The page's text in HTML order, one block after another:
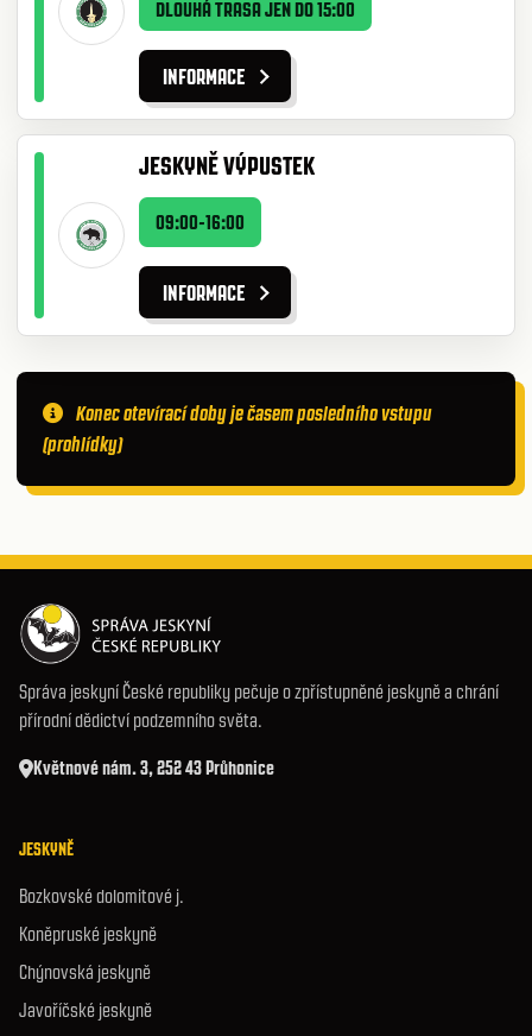
DLOUHÁ TRASA JEN DO 15:00
INFORMACE
JESKYNĚ VÝPUSTEK
09:00-16:00
INFORMACE
Konec otevírací doby je časem posledního vstupu
(prohlídky)
Správa jeskyní České republiky pečuje o zpřístupněné jeskyně a chrání
přírodní dědictví podzemního světa.
Květnové nám. 3, 252 43 Průhonice
JESKYNĚ
Bozkovské dolomitové j.
Koněpruské jeskyně
Chýnovská jeskyně
Javoříčské jeskyně